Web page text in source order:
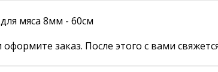
мяса 8мм - 60см
заказ. После этого с вами